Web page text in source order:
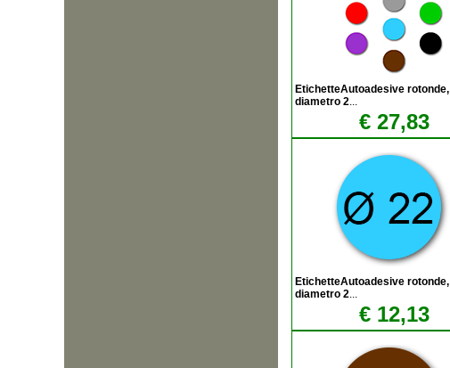
EtichetteAutoadesive rotonde,
diametro 2...
€ 27,83
EtichetteAutoadesive rotonde,
diametro 2...
€ 12,13